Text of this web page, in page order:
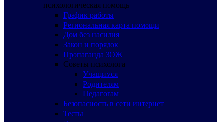
психологическая помощь
График работы
Региональная карта помощи
Дом без насилия
Закон и порядок
Пропаганда ЗОЖ
Советы психолога
Учащимся
Родителям
Педагогам
Безопасность в сети интернет
Тесты